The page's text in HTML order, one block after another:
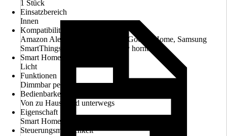
1 Stück
Einsatzbereich
Innen
Kompatibilität
Amazon Alexa, Apple HomeKit, Google Home, Samsung
SmartThings, SMART HOME by hornbach
Smart Home Bereich
Licht
Funktionen
Dimmbar per App
Bedienbarkeit über App
Von zu Hause und unterwegs
Eigenschaft
Smart Home-fähig
Steuerungsmöglichkeit